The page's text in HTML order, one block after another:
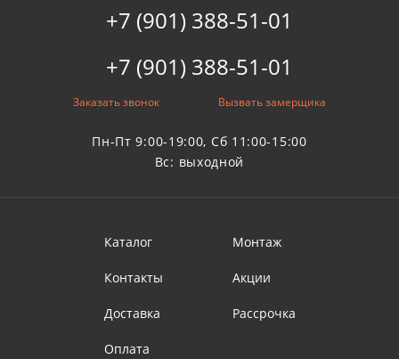
+7 (901) 388-51-01
+7 (901) 388-51-01
Заказать звонок Вызвать замерщика
Пн-Пт 9:00-19:00, Сб 11:00-15:00
Вс: выходной
Каталог
Контакты
Доставка
Оплата
Монтаж
Акции
Рассрочка